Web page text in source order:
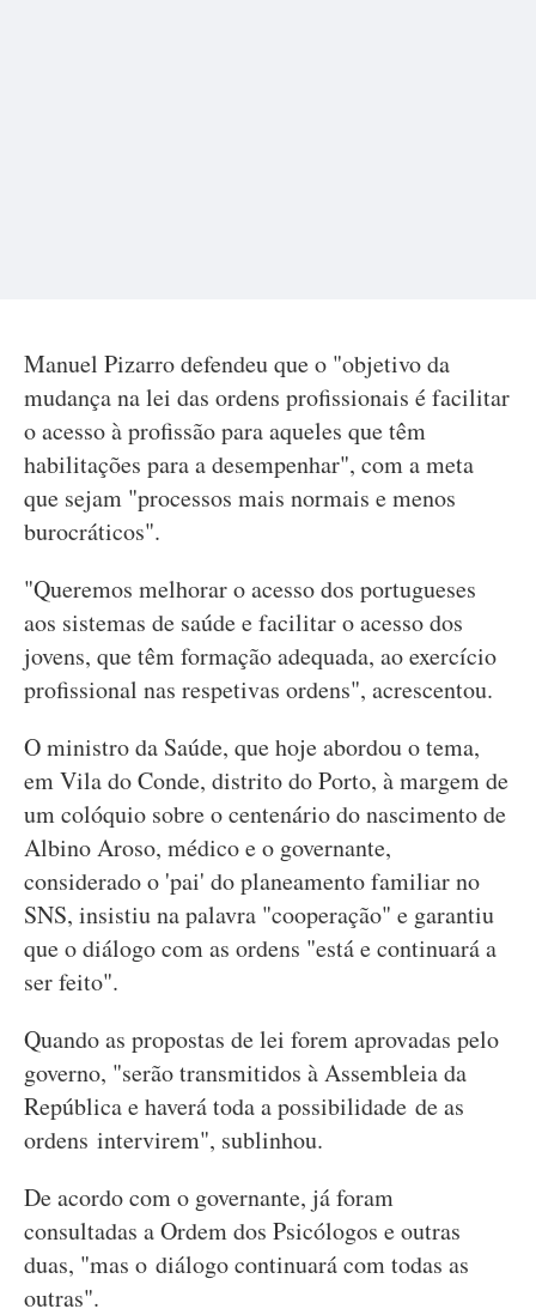
Manuel Pizarro defendeu que o "objetivo da
mudança na lei das ordens profissionais é facilitar
o acesso à profissão para aqueles que têm
habilitações para a desempenhar", com a meta
que sejam "processos mais normais e menos
burocráticos".
"Queremos melhorar o acesso dos portugueses
aos sistemas de saúde e facilitar o acesso dos
jovens, que têm formação adequada, ao exercício
profissional nas respetivas ordens", acrescentou.
O ministro da Saúde, que hoje abordou o tema,
em Vila do Conde, distrito do Porto, à margem de
um colóquio sobre o centenário do nascimento de
Albino Aroso, médico e o governante,
considerado o 'pai' do planeamento familiar no
SNS, insistiu na palavra "cooperação" e garantiu
que o diálogo com as ordens "está e continuará a
ser feito".
Quando as propostas de lei forem aprovadas pelo
governo, "serão transmitidos à Assembleia da
República e haverá toda a possibilidade de as
ordens intervirem", sublinhou.
De acordo com o governante, já foram
consultadas a Ordem dos Psicólogos e outras
duas, "mas o diálogo continuará com todas as
outras".